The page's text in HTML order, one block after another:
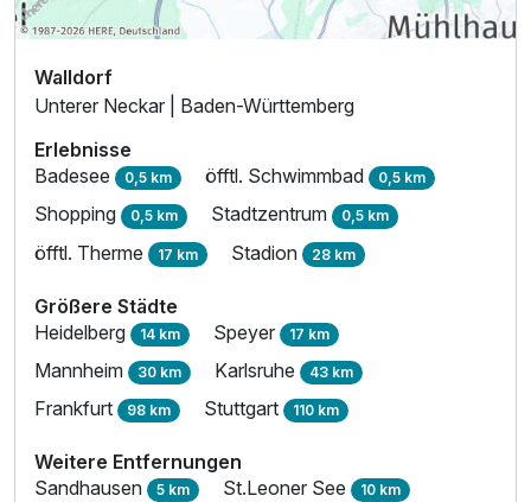
Walldorf
Unterer Neckar | Baden-Württemberg
Erlebnisse
Badesee 0,5 km öfftl. Schwimmbad 0,5 km
Shopping 0,5 km Stadtzentrum 0,5 km
öfftl. Therme 17 km Stadion 28 km
Größere Städte
Heidelberg 14 km Speyer 17 km
Mannheim 30 km Karlsruhe 43 km
Frankfurt 98 km Stuttgart 110 km
Weitere Entfernungen
Sandhausen 5 km St.Leoner See 10 km